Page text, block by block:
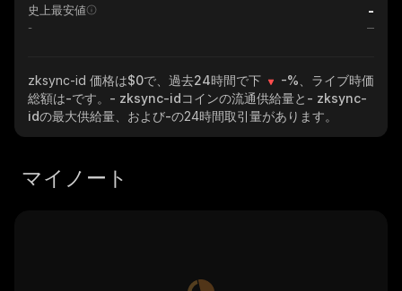
史上最安値 -
-
zksync-id 価格は$0で、過去24時間で下 -% 、ライブ時価
総額は-です。 - zksync-idコインの流通供給量と - zksync-
idの最大供給量、および-の24時間取引量があります。
マイノート